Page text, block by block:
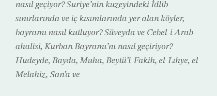
nasıl geçiyor? Suriye’nin kuzeyindeki İdlib
sınırlarında ve iç kısımlarında yer alan köyler,
bayramı nasıl kutluyor? Süveyda ve Cebel-i Arab
ahalisi, Kurban Bayramı’nı nasıl geçiriyor?
Hudeyde, Bayda, Muha, Beytü’l-Fakih, el-Lıhye, el-
Melahiz, San’a ve